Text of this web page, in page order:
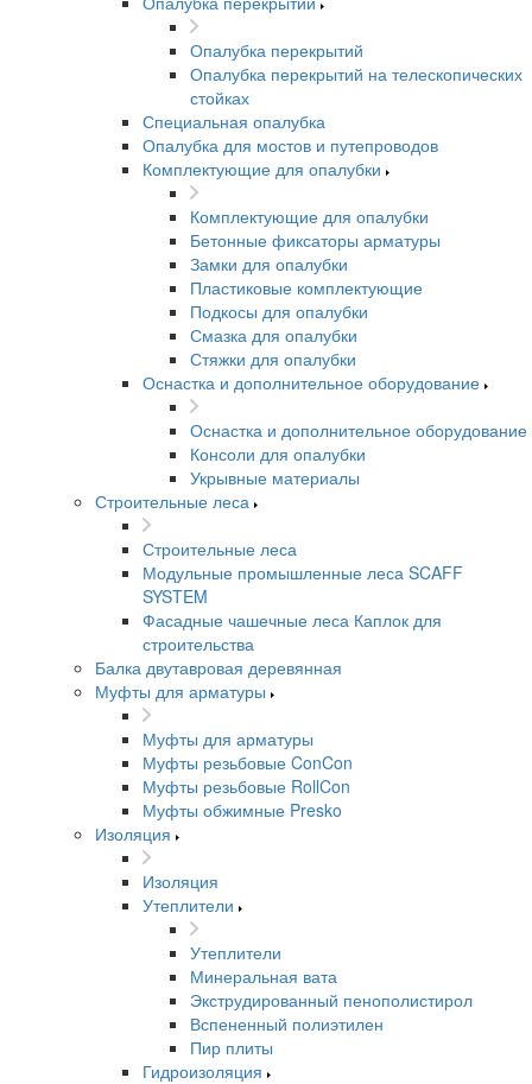
Опалубка перекрытий
Опалубка перекрытий на телескопических
стойках
Специальная опалубка
Опалубка для мостов и путепроводов
Комплектующие для опалубки
Комплектующие для опалубки
Бетонные фиксаторы арматуры
Замки для опалубки
Пластиковые комплектующие
Подкосы для опалубки
Смазка для опалубки
Стяжки для опалубки
Оснастка и дополнительное оборудование
Оснастка и дополнительное оборудование
Консоли для опалубки
Укрывные материалы
Строительные леса
Строительные леса
Модульные промышленные леса SCAFF
SYSTEM
Фасадные чашечные леса Каплок для
строительства
Балка двутавровая деревянная
Муфты для арматуры
Муфты для арматуры
Муфты резьбовые ConCon
Муфты резьбовые RollCon
Муфты обжимные Presko
Изоляция
Изоляция
Утеплители
Утеплители
Минеральная вата
Экструдированный пенополистирол
Вспененный полиэтилен
Пир плиты
Гидроизоляция